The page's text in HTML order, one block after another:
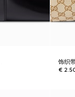
饰织
€